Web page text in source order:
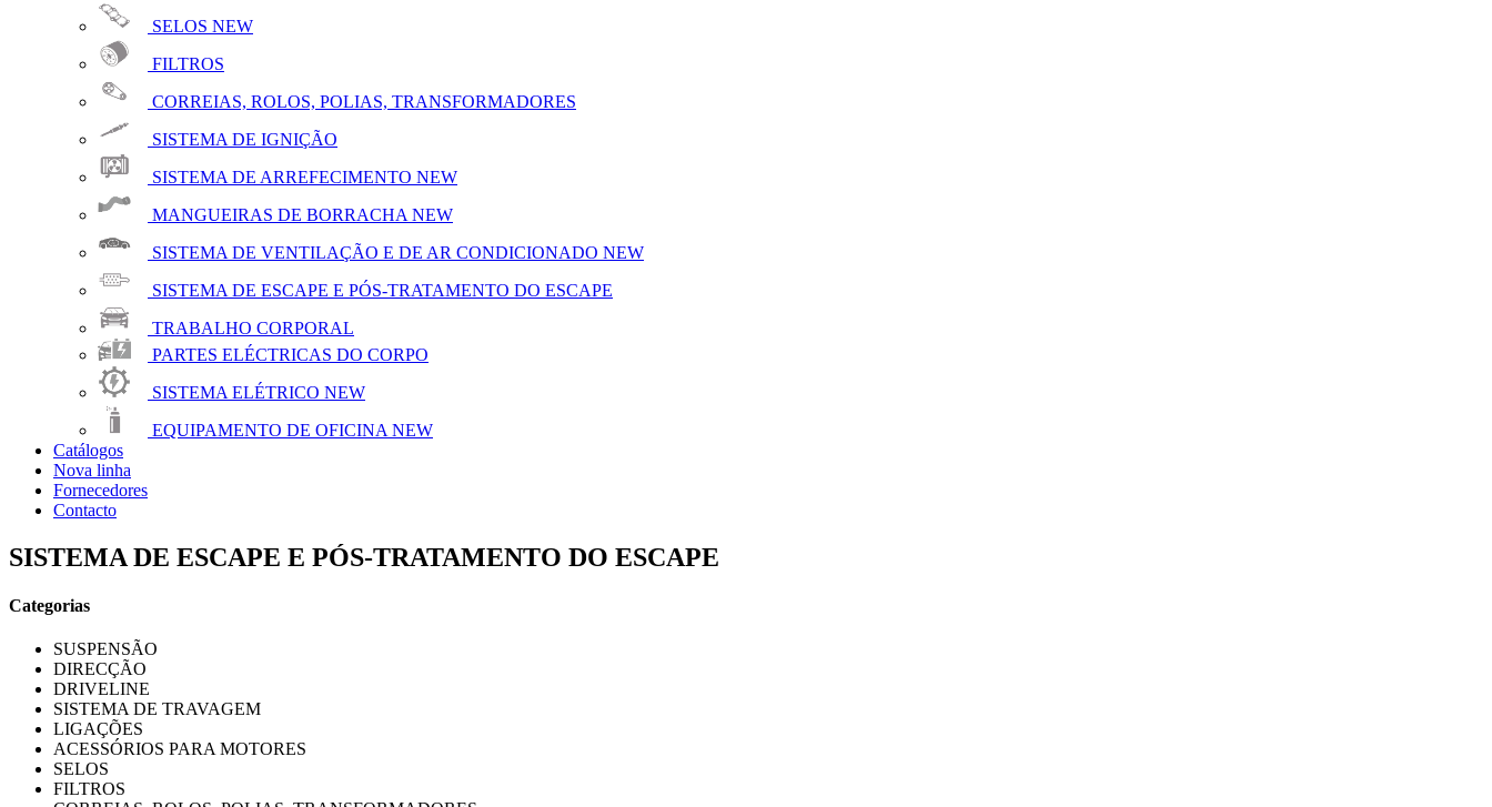
SELOS NEW
FILTROS
CORREIAS, ROLOS, POLIAS, TRANSFORMADORES
SISTEMA DE IGNIÇÃO
SISTEMA DE ARREFECIMENTO NEW
MANGUEIRAS DE BORRACHA NEW
SISTEMA DE VENTILAÇÃO E DE AR CONDICIONADO NEW
SISTEMA DE ESCAPE E PÓS-TRATAMENTO DO ESCAPE
TRABALHO CORPORAL
PARTES ELÉCTRICAS DO CORPO
SISTEMA ELÉTRICO NEW
EQUIPAMENTO DE OFICINA NEW
Catálogos
Nova linha
Fornecedores
Contacto
SISTEMA DE ESCAPE E PÓS-TRATAMENTO DO ESCAPE
Categorias
SUSPENSÃO
DIRECÇÃO
DRIVELINE
SISTEMA DE TRAVAGEM
LIGAÇÕES
ACESSÓRIOS PARA MOTORES
SELOS
FILTROS